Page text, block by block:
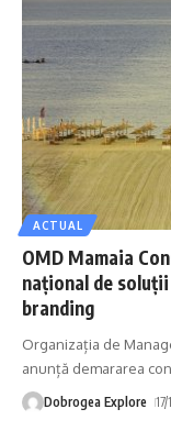
ACTUAL
OMD Mamaia
național de
branding
Organizația de
anunță demararea
Dobrogea Explore